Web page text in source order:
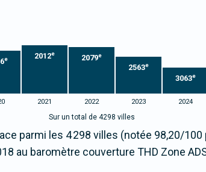
e 2012e 2079e
2563e
3063e
2021 2022 2023 2024
Sur un total de 4298 villes
parmi les 4 298 villes (notée 98,20/100
au baromètre couverture THD Zone